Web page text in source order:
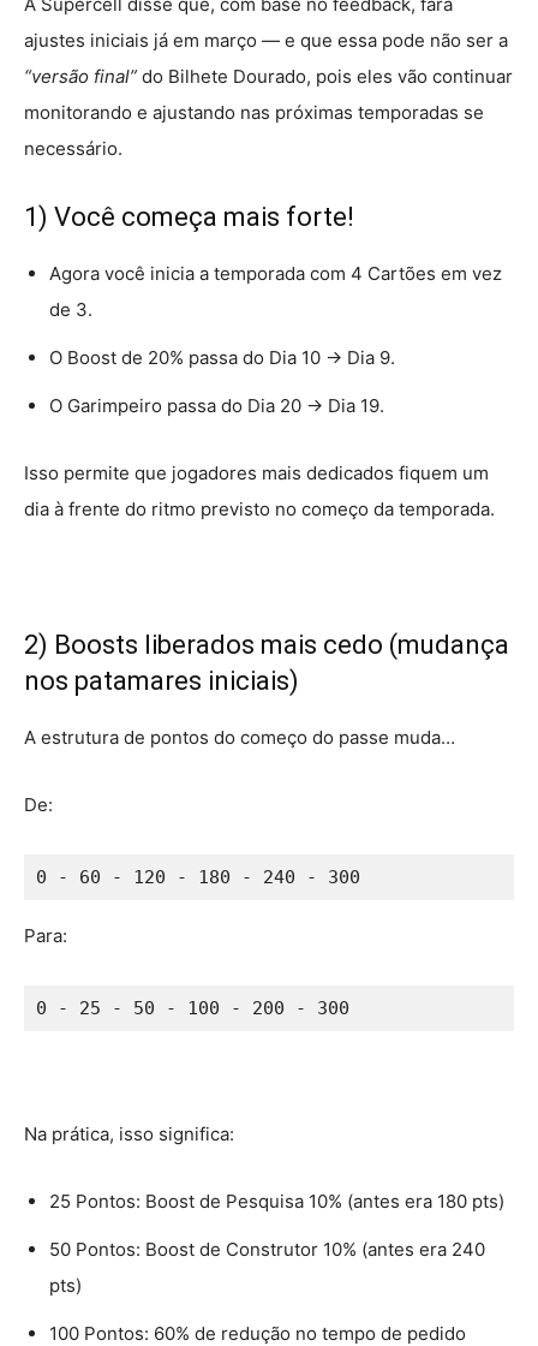
ajustes iniciais já em março — e que essa pode não ser a
“versão final” do Bilhete Dourado, pois eles vão continuar
monitorando e ajustando nas próximas temporadas se
necessário.
1) Você começa mais forte!
Agora você inicia a temporada com 4 Cartões em vez
de 3.
O Boost de 20% passa do Dia 10 → Dia 9.
O Garimpeiro passa do Dia 20 → Dia 19.
Isso permite que jogadores mais dedicados fiquem um
dia à frente do ritmo previsto no começo da temporada.
2) Boosts liberados mais cedo (mudança
nos patamares iniciais)
A estrutura de pontos do começo do passe muda…
De:
0 - 60 - 120 - 180 - 240 - 300
Para:
0 - 25 - 50 - 100 - 200 - 300
Na prática, isso significa:
25 Pontos: Boost de Pesquisa 10% (antes era 180 pts)
50 Pontos: Boost de Construtor 10% (antes era 240
pts)
100 Pontos: 60% de redução no tempo de pedido